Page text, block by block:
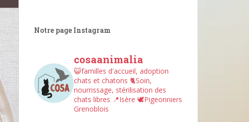
Notre page Instagram
cosaanimalia
😺familles d'accueil, adoption
chats et chatons 🐈Soin,
nourrissage, stérilisation des
chats libres 📍Isère 🕊︎Pigeonniers
Grenoblois